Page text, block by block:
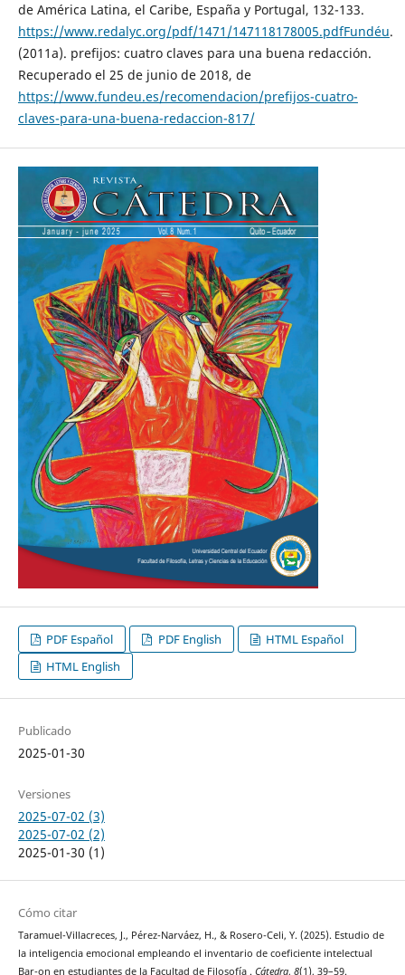
de América Latina, el Caribe, España y Portugal, 132-133.
https://www.redalyc.org/pdf/1471/147118178005.pdfFundéu.
(2011a). prefijos: cuatro claves para una buena redacción.
Recuperado el 25 de junio de 2018, de
https://www.fundeu.es/recomendacion/prefijos-cuatro-
claves-para-una-buena-redaccion-817/
PDF Español PDF English
HTML Español
HTML English
Publicado
2025-01-30
Versiones
2025-07-02 (3)
2025-07-02 (2)
2025-01-30 (1)
Cómo citar
Taramuel-Villacreces, J., Pérez-Narváez, H., & Rosero-Celi, Y. (2025). Estudio de
la inteligencia emocional empleando el inventario de coeficiente intelectual
Bar-on en estudiantes de la Facultad de Filosofía . Cátedra, 8(1), 39–59.